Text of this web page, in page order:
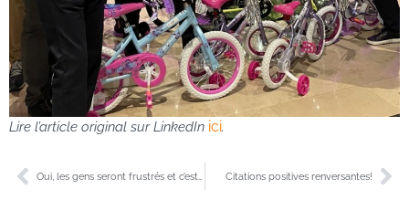
Lire l’article original sur LinkedIn ici.
Citations positives renversantes!